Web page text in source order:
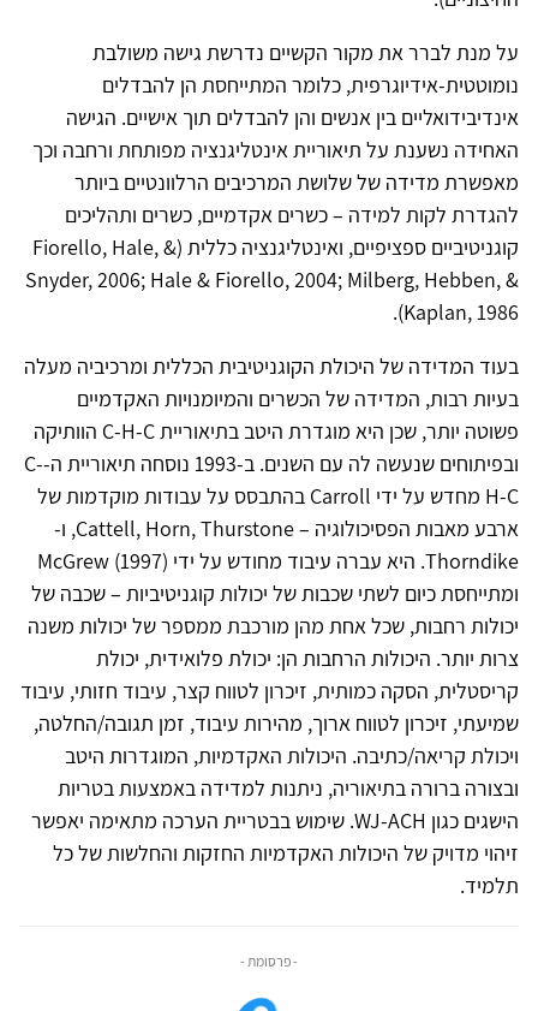
על מנת לברר את מקור הקשיים נדרשת גישה משולבת
נומוטטית-אידיוגרפית, כלומר המתייחסת הן להבדלים
אינדיבידואליים בין אנשים והן להבדלים תוך אישיים. הגישה
האחידה נשענת על תיאוריית אינטליגנציה מפותחת ורחבה וכך
מאפשרת מדידה של שלושת המרכיבים הרלוונטיים ביותר
להגדרת לקות למידה – כשרים אקדמיים, כשרים ותהליכים
קוגניטיביים ספציפיים, ואינטליגנציה כללית (Fiorello, Hale, &
Snyder, 2006; Hale & Fiorello, 2004; Milberg, Hebben, &
Kaplan, 1986).
בעוד המדידה של היכולת הקוגניטיבית הכללית ומרכיביה מעלה
בעיות רבות, המדידה של הכשרים והמיומנויות האקדמיים
פשוטה יותר, שכן היא מוגדרת היטב בתיאוריית C-H-C הוותיקה
ובפיתוחים שנעשה לה עם השנים. ב-1993 נוסחה תיאוריית ה-C-
H-C מחדש על ידי Carroll בהתבסס על עבודות מוקדמות של
ארבע מאבות הפסיכולוגיה – Cattell, Horn, Thurstone, ו-
Thorndike. היא עברה עיבוד מחודש על ידי McGrew (1997)
ומתייחסת כיום לשתי שכבות של יכולות קוגניטיביות – שכבה של
יכולות רחבות, שכל אחת מהן מורכבת ממספר של יכולות משנה
צרות יותר. היכולות הרחבות הן: יכולת פלואידית, יכולת
קריסטלית, הסקה כמותית, זיכרון לטווח קצר, עיבוד חזותי, עיבוד
שמיעתי, זיכרון לטווח ארוך, מהירות עיבוד, זמן תגובה/החלטה,
ויכולת קריאה/כתיבה. היכולות האקדמיות, המוגדרות היטב
ובצורה ברורה בתיאוריה, ניתנות למדידה באמצעות בטריות
הישגים כגון WJ-ACH. שימוש בבטריית הערכה מתאימה יאפשר
זיהוי מדויק של היכולות האקדמיות החזקות והחלשות של כל
תלמיד.
- פרסומת -